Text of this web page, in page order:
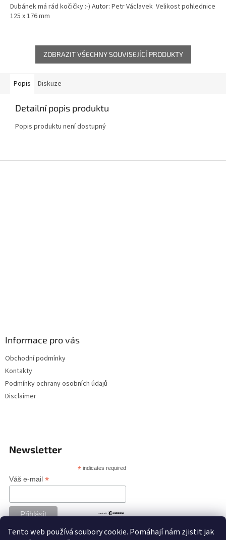
Tento web používá soubory cookie. Pomáhají nám zjistit jak
Dubánek má rád kočičky :-) Autor: Petr Václavek Velikost pohlednice
125 x 176 mm
ZOBRAZIT VŠECHNY SOUVISEJÍCÍ PRODUKTY
Popis Diskuze
Detailní popis produktu
Popis produktu není dostupný
Informace pro vás
Obchodní podmínky
Kontakty
Podmínky ochrany osobních údajů
Disclaimer
Newsletter
* indicates required
Váš e-mail *